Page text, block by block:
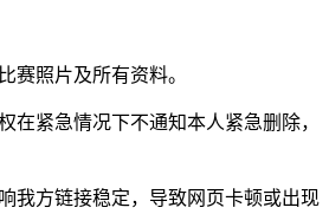
赛照片及所有资料。
在紧急情况下不通知本人紧急删除，
我方链接稳定，导致网页卡顿或出现